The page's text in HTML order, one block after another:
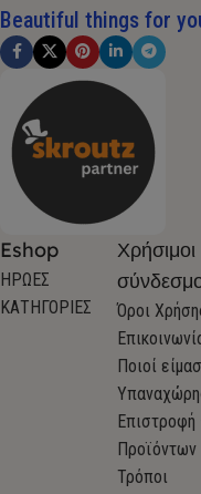
Beautiful things for
Eshop
ΗΡΩΕΣ
ΚΑΤΗΓΟΡΙΕΣ
Χρήσιμοι
Όροι
Ποιοί
Επιστροφή
Προϊόντων
Τρόποι